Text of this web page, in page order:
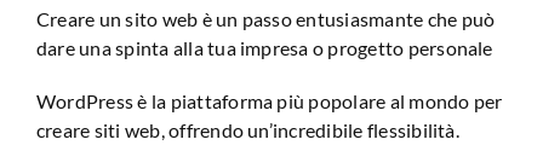
Creare un sito web è un passo entusiasmante che può
dare una spinta alla tua impresa o progetto personale
WordPress è la piattaforma più popolare al mondo per
creare siti web, offrendo un’incredibile flessibilità.